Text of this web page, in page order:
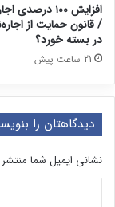
افزایش ۱۰۰
/ قانون حمایت از
در بسته خورد؟
21 ساعت پیش
دیدگاهتان را
نشانی ایمیل شما